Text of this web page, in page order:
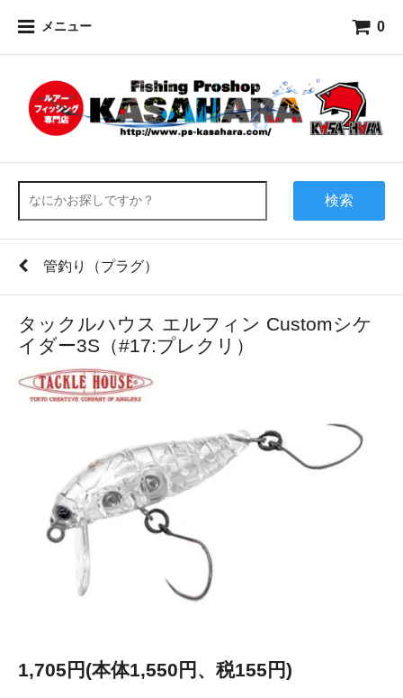
メニュー 0
検索
管釣り（プラグ）
タックルハウス エルフィン Customシケ
イダー3S（#17:プレクリ）
1,705円(本体1,550円、税155円)